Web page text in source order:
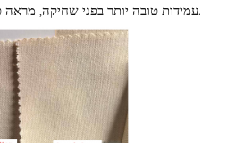
עמידות טובה יותר בפני שחיקה, מראה טבעי יותר ומגע רך וידידותי לעור.